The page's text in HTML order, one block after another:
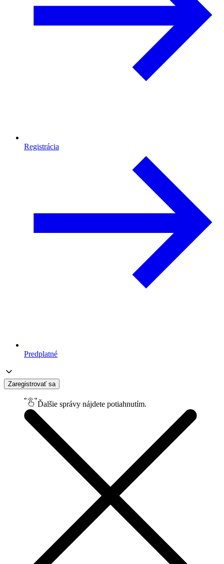
Registrácia
Predplatné
Zaregistrovať sa
Ďalšie správy nájdete potiahnutím.